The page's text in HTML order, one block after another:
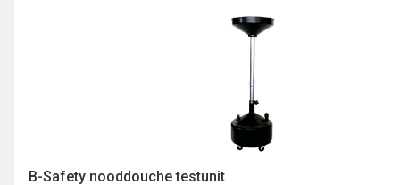
B-Safety nooddouche testunit